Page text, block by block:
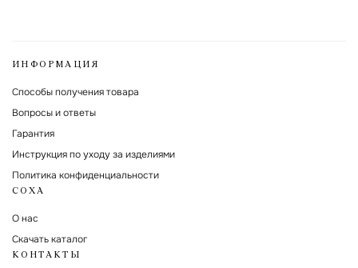
ИНФОРМАЦИЯ
Способы получения товара
Вопросы и ответы
Гарантия
Инструкция по уходу за изделиями
Политика конфиденциальности
СОХА
О нас
Скачать каталог
КОНТАКТЫ